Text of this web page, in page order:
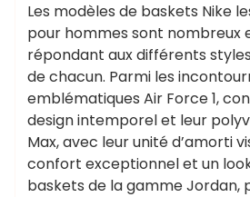
Les modèles de baskets Nike
pour hommes sont nombreux
répondant aux différents
de chacun. Parmi les
emblématiques Air Force 1,
design intemporel et leur
Max, avec leur unité d’amorti
confort exceptionnel et un
baskets de la gamme Jordan,